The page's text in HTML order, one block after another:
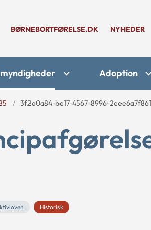
BØRNEBORTFØRELSE.DK NYHEDER
Adoption
3f2e0a84-be17-4567-8996-
Historisk